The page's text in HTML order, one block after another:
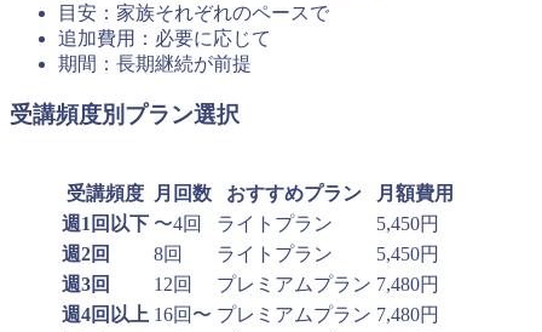
目安：家族それぞれのペースで
追加費用：必要に応じて
期間：長期継続が前提
受講頻度別プラン選択
受講頻度 月回数 おすすめプラン
月額費用
週1回以下 〜4回 ライトプラン
5,450円
週2回
8回 ライトプラン
5,450円
週3回
12回 プレミアムプラン 7,480円
週4回以上 16回〜 プレミアムプラン 7,480円